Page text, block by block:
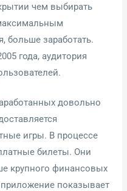
чем выбирать
больше заработать.
года, аудитория
довольно
игры. В процессе
билеты. Они
крупного финансовых
показывает